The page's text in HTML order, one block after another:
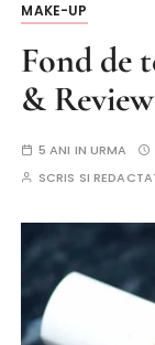
MAKE-UP
Fond de
& Review
5 ANI IN URMA
SCRIS SI